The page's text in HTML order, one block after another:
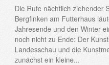
Die Rufe nächtlich ziehender
Bergfinken am Futterhaus
Jahresende und den Winter
noch nicht zu Ende: Der
Landesschau und die
zunächst ein kleine...